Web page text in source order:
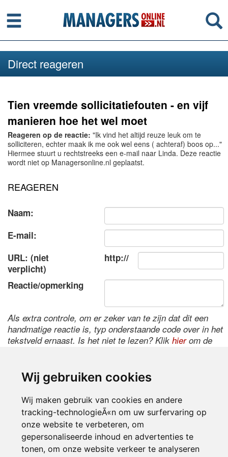
Wij gebruiken cookies
Wij maken gebruik van cookies en andere
tracking-technologieÃ«n om uw surfervaring op
onze website te verbeteren, om
gepersonaliseerde inhoud en advertenties te
tonen, om onze website verkeer te analyseren
Menu
Direct reageren
Tien vreemde sollicitatiefouten - en vijf
manieren hoe het wel moet
Reageren op de reactie: "Ik vind het altijd reuze leuk om te
solliciteren, echter maak ik me ook wel eens ( achteraf) boos op..."
Hiermee stuurt u rechtstreeks een e-mail naar Linda. Deze reactie
wordt niet op Managersonline.nl geplaatst.
REAGEREN
Naam:
E-mail:
URL: (niet
verplicht)
http://
Reactie/opmerking
Als extra controle, om er zeker van te zijn dat dit een
handmatige reactie is, typ onderstaande code over in het
tekstveld ernaast. Is het niet te lezen? Klik hierom de